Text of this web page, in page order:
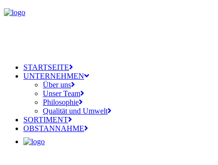
STARTSEITE
UNTERNEHMEN
Über uns
Unser Team
Philosophie
Qualität und Umwelt
SORTIMENT
OBSTANNAHME